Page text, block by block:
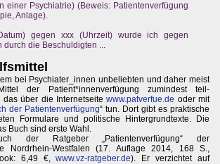
einer Psychiatrie) (Beweis: Patientenverfügung
Anlage).
gegen xxx (Uhrzeit) wurde ich gegen
durch die Beschuldigten ...
bei Psychiater_innen unbeliebten und daher meist
der Patient*innenverfügung zumindest teil-
das über die Internetseitewww.patverfue.de oder mit
der Patientenverfügung“ tun. Dort gibt es praktische
Formulare und politische Hintergrundtexte. Die
Buch sind erste Wahl.
der Ratgeber „Patientenverfügung“ der
Nordrhein-Westfalen (17. Auflage 2014, 168 S.,
6,49 €,www.vz-ratgeber.de). Er verzichtet auf